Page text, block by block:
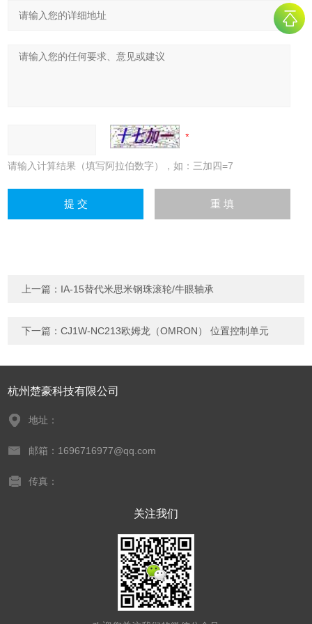
请输入计算结果（填写阿拉伯数字），如：三加四=7
上一篇： IA-15替代米思米钢珠滚轮/牛眼轴承
下一篇：CJ1W-NC213欧姆龙（OMRON） 位置控制单元
杭州楚豪科技有限公司
地址：
邮箱：1696716977@qq.com
传真：
关注我们